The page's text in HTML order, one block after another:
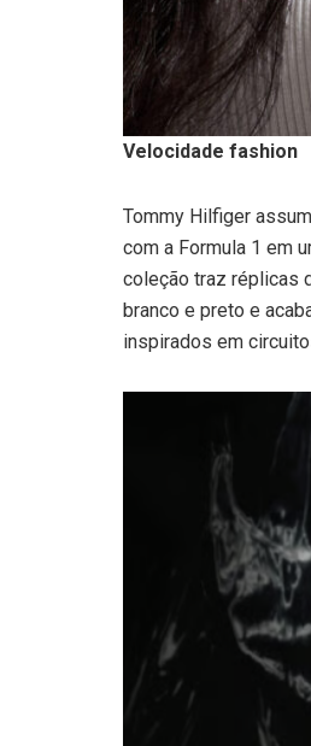
Velocidade fashion
Tommy Hilfiger
com a Formula 1 em
coleção traz réplicas
branco e preto e
inspirados em